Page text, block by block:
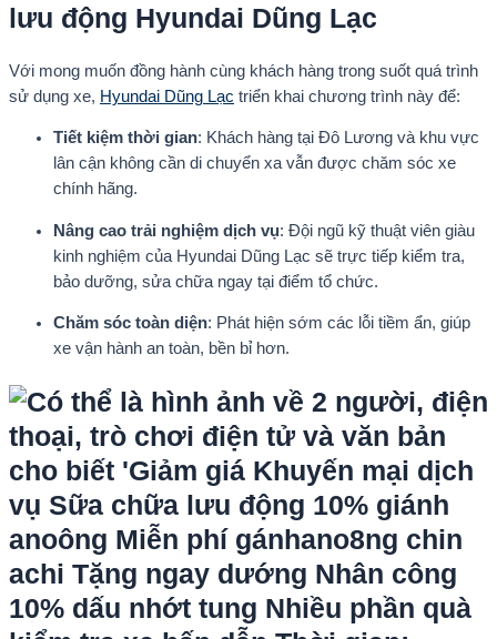
lưu động Hyundai Dũng Lạc
Với mong muốn đồng hành cùng khách hàng trong suốt quá trình
sử dụng xe, Hyundai Dũng Lạc triển khai chương trình này để:
Tiết kiệm thời gian: Khách hàng tại Đô Lương và khu vực
lân cận không cần di chuyển xa vẫn được chăm sóc xe
chính hãng.
Nâng cao trải nghiệm dịch vụ: Đội ngũ kỹ thuật viên giàu
kinh nghiệm của Hyundai Dũng Lạc sẽ trực tiếp kiểm tra,
bảo dưỡng, sửa chữa ngay tại điểm tổ chức.
Chăm sóc toàn diện: Phát hiện sớm các lỗi tiềm ẩn, giúp
xe vận hành an toàn, bền bỉ hơn.